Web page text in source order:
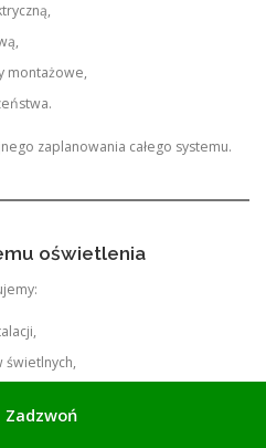
montażowe,
zaplanowania całego systemu.
oświetlenia
świetlnych,
Zadzwoń